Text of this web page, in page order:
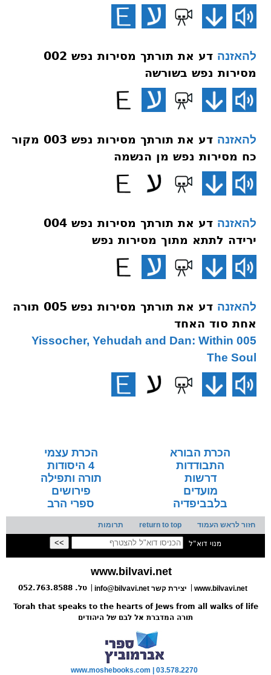
להאזנה
דע את תורתך מסירות נפש 002
מסירות נפש בשורשה
להאזנה
דע את תורתך מסירות נפש 003 מקור
כח מסירות נפש מן הנשמה
להאזנה
דע את תורתך מסירות נפש 004
ירידה לתתא מתוך מסירות נפש
להאזנה
דע את תורתך מסירות נפש 005 תורה
אחת סוד האחד
005 Yissocher, Yehudah and Dan: Within
The Soul
הכרת הבורא
הכרת עצמי
התבודדות
4 היסודות
דרשות
תורה ותפילה
מועדים
פירושים
בלבביפדיה
ספרי הרב
חזור לראש העמוד return to top תרומות
מנוי דוא"ל
www.bilvavi.net
www.bilvavi.net info@bilvavi.net יצירת קשר טל. 052.763.8588
Torah that speaks to the hearts of Jews from all walks of life
תורה המדברת אל לבם של היהודים
www.moshebooks.com | 03.578.2270